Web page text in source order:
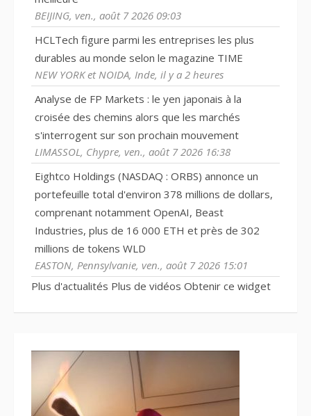
BEIJING, ven., août 7 2026 09:03
HCLTech figure parmi les entreprises les plus
durables au monde selon le magazine TIME
NEW YORK et NOIDA, Inde, il y a 2 heures
Analyse de FP Markets : le yen japonais à la
croisée des chemins alors que les marchés
s'interrogent sur son prochain mouvement
LIMASSOL, Chypre, ven., août 7 2026 16:38
Eightco Holdings (NASDAQ : ORBS) annonce un
portefeuille total d'environ 378 millions de dollars,
comprenant notamment OpenAI, Beast
Industries, plus de 16 000 ETH et près de 302
millions de tokens WLD
EASTON, Pennsylvanie, ven., août 7 2026 15:01
Plus d'actualités Plus de vidéos Obtenir ce widget